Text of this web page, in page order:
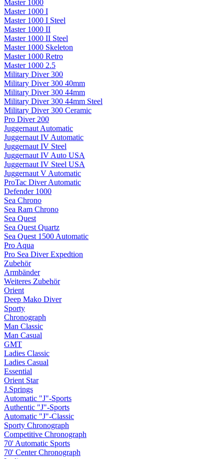
Master 1000
Master 1000 I
Master 1000 I Steel
Master 1000 II
Master 1000 II Steel
Master 1000 Skeleton
Master 1000 Retro
Master 1000 2.5
Military Diver 300
Military Diver 300 40mm
Military Diver 300 44mm
Military Diver 300 44mm Steel
Military Diver 300 Ceramic
Pro Diver 200
Juggernaut Automatic
Juggernaut IV Automatic
Juggernaut IV Steel
Juggernaut IV Auto USA
Juggernaut IV Steel USA
Juggernaut V Automatic
ProTac Diver Automatic
Defender 1000
Sea Chrono
Sea Ram Chrono
Sea Quest
Sea Quest Quartz
Sea Quest 1500 Automatic
Pro Aqua
Pro Sea Diver Expedtion
Zubehör
Armbänder
Weiteres Zubehör
Orient
Deep Mako Diver
Sporty
Chronograph
Man Classic
Man Casual
GMT
Ladies Classic
Ladies Casual
Essential
Orient Star
J.Springs
Automatic "J"-Sports
Authentic "J"-Sports
Automatic "J"-Classic
Sporty Chronograph
Competitive Chronograph
70' Automatic Sports
70' Center Chronograph